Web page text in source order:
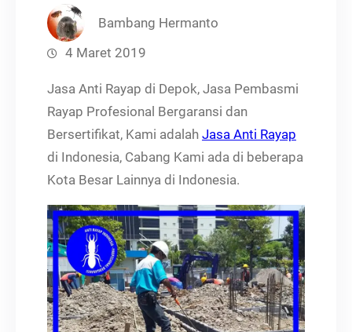
Bambang Hermanto
4 Maret 2019
Jasa Anti Rayap di Depok, Jasa Pembasmi
Rayap Profesional Bergaransi dan
Bersertifikat, Kami adalah Jasa Anti Rayap
di Indonesia, Cabang Kami ada di beberapa
Kota Besar Lainnya di Indonesia.